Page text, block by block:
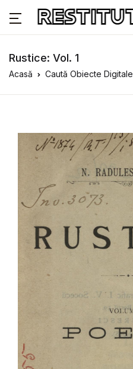
Rustice: Vol. 1
Acasă Caută Obiecte Digitale